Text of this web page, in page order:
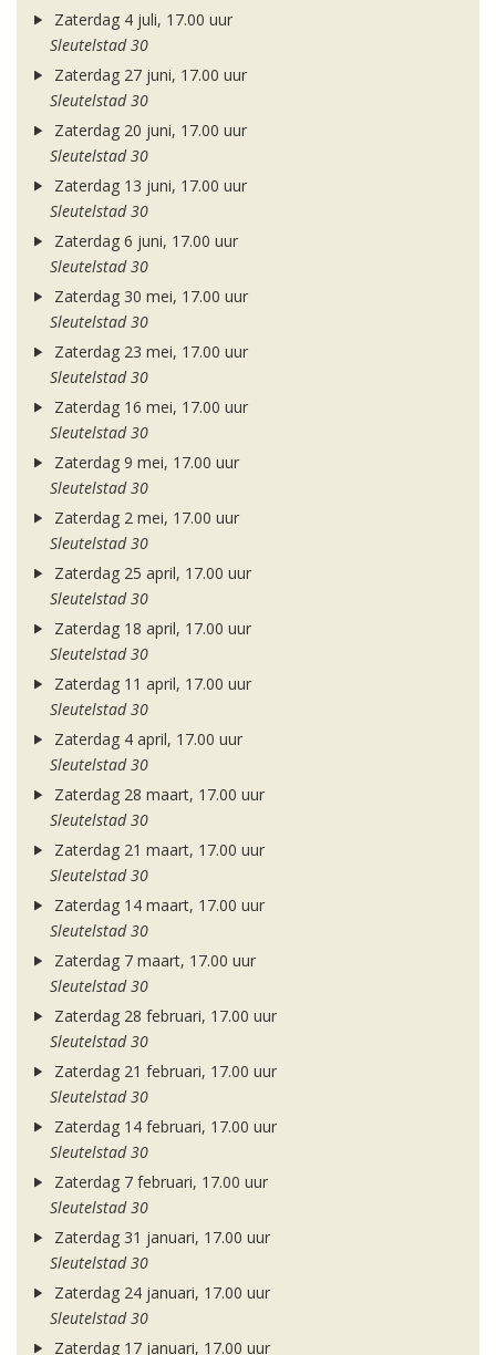
Zaterdag 4 juli, 17.00 uur
Sleutelstad 30
Zaterdag 27 juni, 17.00 uur
Sleutelstad 30
Zaterdag 20 juni, 17.00 uur
Sleutelstad 30
Zaterdag 13 juni, 17.00 uur
Sleutelstad 30
Zaterdag 6 juni, 17.00 uur
Sleutelstad 30
Zaterdag 30 mei, 17.00 uur
Sleutelstad 30
Zaterdag 23 mei, 17.00 uur
Sleutelstad 30
Zaterdag 16 mei, 17.00 uur
Sleutelstad 30
Zaterdag 9 mei, 17.00 uur
Sleutelstad 30
Zaterdag 2 mei, 17.00 uur
Sleutelstad 30
Zaterdag 25 april, 17.00 uur
Sleutelstad 30
Zaterdag 18 april, 17.00 uur
Sleutelstad 30
Zaterdag 11 april, 17.00 uur
Sleutelstad 30
Zaterdag 4 april, 17.00 uur
Sleutelstad 30
Zaterdag 28 maart, 17.00 uur
Sleutelstad 30
Zaterdag 21 maart, 17.00 uur
Sleutelstad 30
Zaterdag 14 maart, 17.00 uur
Sleutelstad 30
Zaterdag 7 maart, 17.00 uur
Sleutelstad 30
Zaterdag 28 februari, 17.00 uur
Sleutelstad 30
Zaterdag 21 februari, 17.00 uur
Sleutelstad 30
Zaterdag 14 februari, 17.00 uur
Sleutelstad 30
Zaterdag 7 februari, 17.00 uur
Sleutelstad 30
Zaterdag 31 januari, 17.00 uur
Sleutelstad 30
Zaterdag 24 januari, 17.00 uur
Sleutelstad 30
Zaterdag 17 januari, 17.00 uur